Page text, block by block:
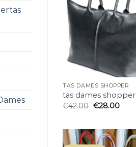
TAS DAMES SHOPPER
tas dames shopper
€42.00 €28.00